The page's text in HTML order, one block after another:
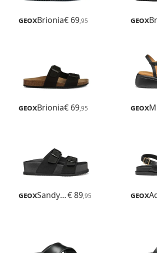
GeoxBrionia€ 69,95 Geox
GeoxBrionia€ 69,95 Geox
Geox Sandybett High€ 89,95 Geox